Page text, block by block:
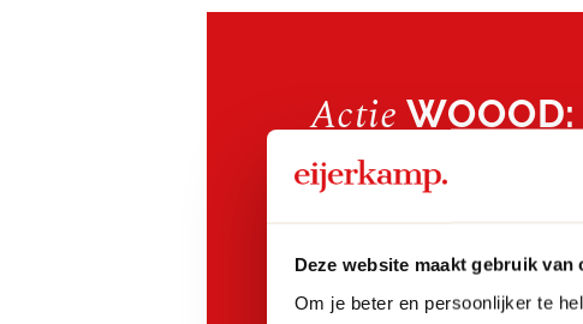
Deze website maakt gebruik van
Om je beter en persoonlijker te
Actie
korting op
geselecteerde
Veenendaal!